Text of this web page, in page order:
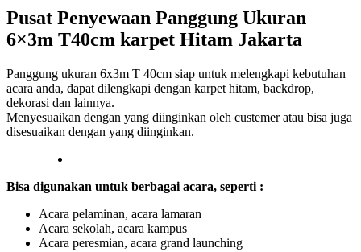
Pusat Penyewaan Panggung Ukuran
6×3m T40cm karpet Hitam Jakarta
Panggung ukuran 6x3m T 40cm siap untuk melengkapi kebutuhan
acara anda, dapat dilengkapi dengan karpet hitam, backdrop,
dekorasi dan lainnya.
Menyesuaikan dengan yang diinginkan oleh custemer atau bisa juga
disesuaikan dengan yang diinginkan.
Bisa digunakan untuk berbagai acara, seperti :
Acara pelaminan, acara lamaran
Acara sekolah, acara kampus
Acara peresmian, acara grand launching